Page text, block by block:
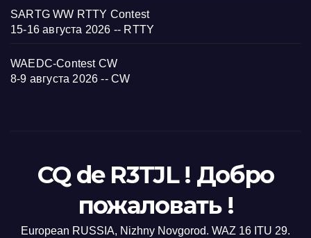
SARTG WW RTTY Contest
15-16 августа 2026 -- RTTY
WAEDC-Contest CW
8-9 августа 2026 -- CW
CQ de R3TJL ! Добро
пожаловать !
European RUSSIA, Nizhny Novgorod. WAZ 16 ITU 29.